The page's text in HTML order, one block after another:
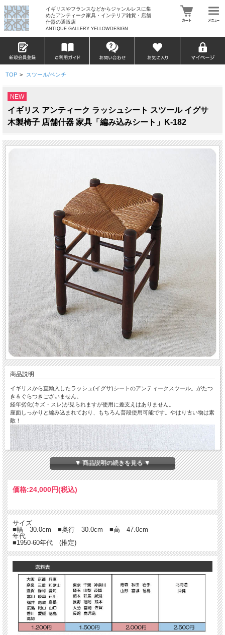
イギリスやフランスなどからジャンルレスに集
めたアンティーク家具・インテリア雑貨・店舗
什器の通販店
ANTIQUE GALLERY YELLOWDESIGN
TOP > スツール/ベンチ
NEW
イギリス アンティーク ラッシュシート スツール イグサ
木製椅子 店舗什器 家具「編み込みシート」K-182
商品説明
イギリスから直輸入したラッシュ(イグサ)シートのアンティークスツール。がたつ
き＆ぐらつきございません。
経年劣化(キズ・スレ)が見られますが使用に差支えはありません。
座面しっかりと編み込まれており、もちろん普段使用可能です。やはり古い物は素
敵！
▼ 商品説明の続きを見る ▼
価格:24,000円(税込)
サイズ
■幅 30.0cm ■奥行 30.0cm ■高 47.0cm
年代
■1950-60年代 (推定)